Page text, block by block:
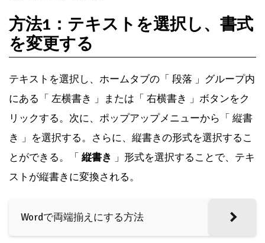
方法1：テキストを選択し、書式
を変更する
テキストを選択し、ホームタブの「 段落 」グループ内
にある「 左横書き 」または「 右横書き 」ボタンをク
リックする。次に、ポップアップメニューから「 縦書
き 」を選択する。さらに、縦書きの形式を選択するこ
とができる。「 縦書き
」形式を選択することで、テキ
ストが縦書きに変換される。
Wordで両端揃えにする方法